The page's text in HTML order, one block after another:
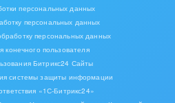
персональных данных
персональных данных
персональных данных
конечного пользователя
Битрикс24 Сайты
системы защиты информации
«1С-Битрикс24»